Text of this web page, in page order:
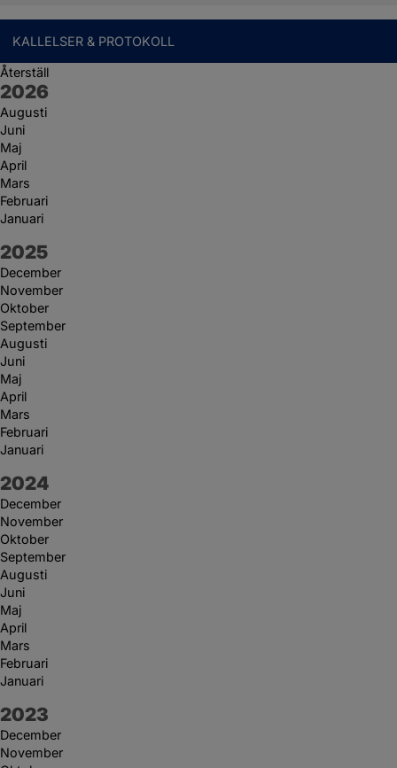
KALLELSER & PROTOKOLL
Återställ
År:
2026
Augusti
Juni
Maj
April
Mars
Februari
Januari
År:
2025
December
November
Oktober
September
Augusti
Juni
Maj
April
Mars
Februari
Januari
År:
2024
December
November
Oktober
September
Augusti
Juni
Maj
April
Mars
Februari
Januari
År:
2023
December
November